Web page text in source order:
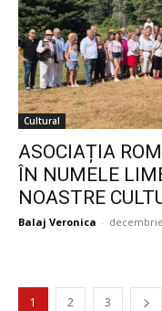
Cultural
ASOCIAȚIA
ÎN NUMELE
NOASTRE
Balaj Veronica -
1 2 3